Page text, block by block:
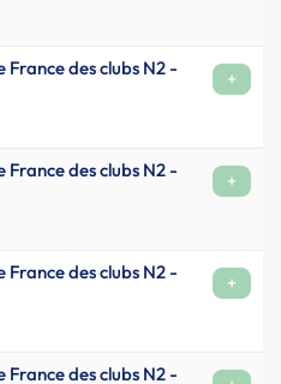
des clubs N2 -
+
des clubs N2 -
+
des clubs N2 -
+
des clubs N2 -